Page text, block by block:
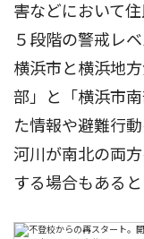
害などにおいて
５段階の警戒レ
横浜市と横浜地
部」と「横浜市
た情報や避難行
河川が南北の両
する場合もあると